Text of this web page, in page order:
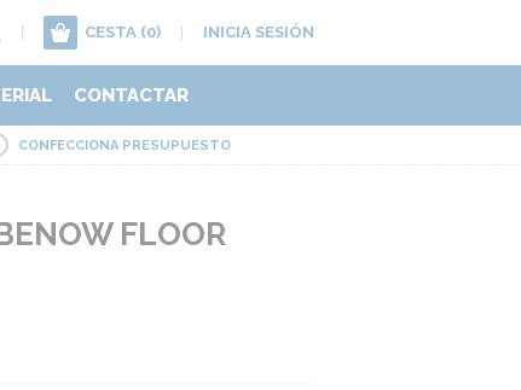
CESTA (0) INICIA SESIÓN
CONTACTAR
CONFECCIONA PRESUPUESTO
FLOOR